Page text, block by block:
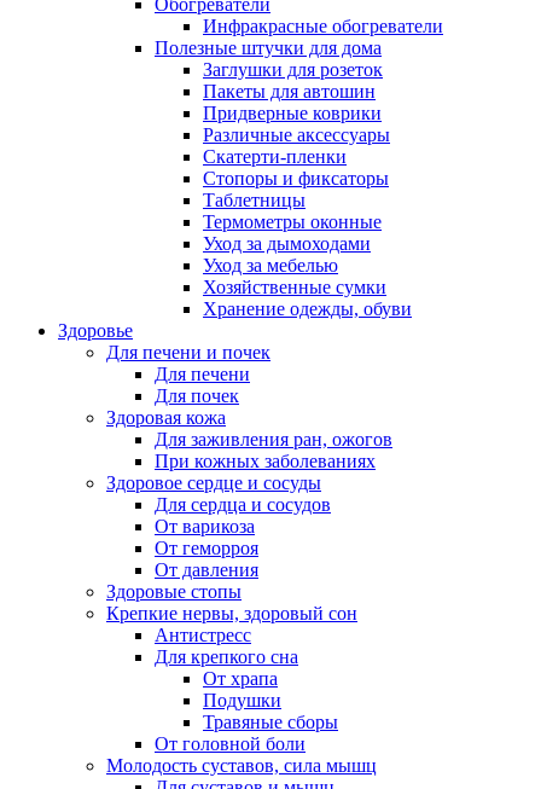
Обогреватели
Инфракрасные обогреватели
Полезные штучки для дома
Заглушки для розеток
Пакеты для автошин
Придверные коврики
Различные аксессуары
Скатерти-пленки
Стопоры и фиксаторы
Таблетницы
Термометры оконные
Уход за дымоходами
Уход за мебелью
Хозяйственные сумки
Хранение одежды, обуви
Здоровье
Для печени и почек
Для печени
Для почек
Здоровая кожа
Для заживления ран, ожогов
При кожных заболеваниях
Здоровое сердце и сосуды
Для сердца и сосудов
От варикоза
От геморроя
От давления
Здоровые стопы
Крепкие нервы, здоровый сон
Антистресс
Для крепкого сна
От храпа
Подушки
Травяные сборы
От головной боли
Молодость суставов, сила мышц